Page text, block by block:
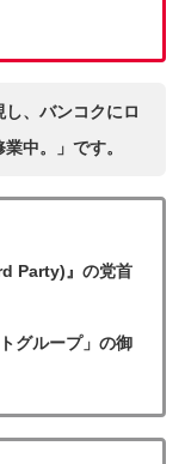
、バンコクにロ
中。」です。
Party)』の党首
グループ」の御